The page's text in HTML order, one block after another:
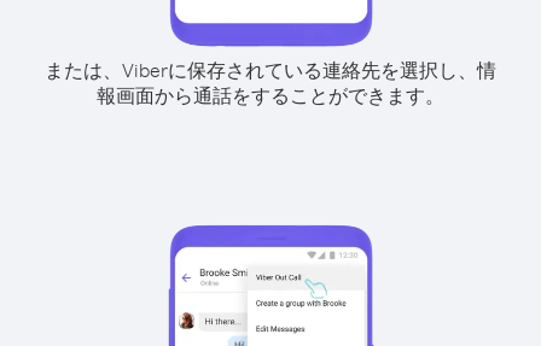
または、Viberに保存されている連絡先を選択し、情
報画面から通話をすることができます。